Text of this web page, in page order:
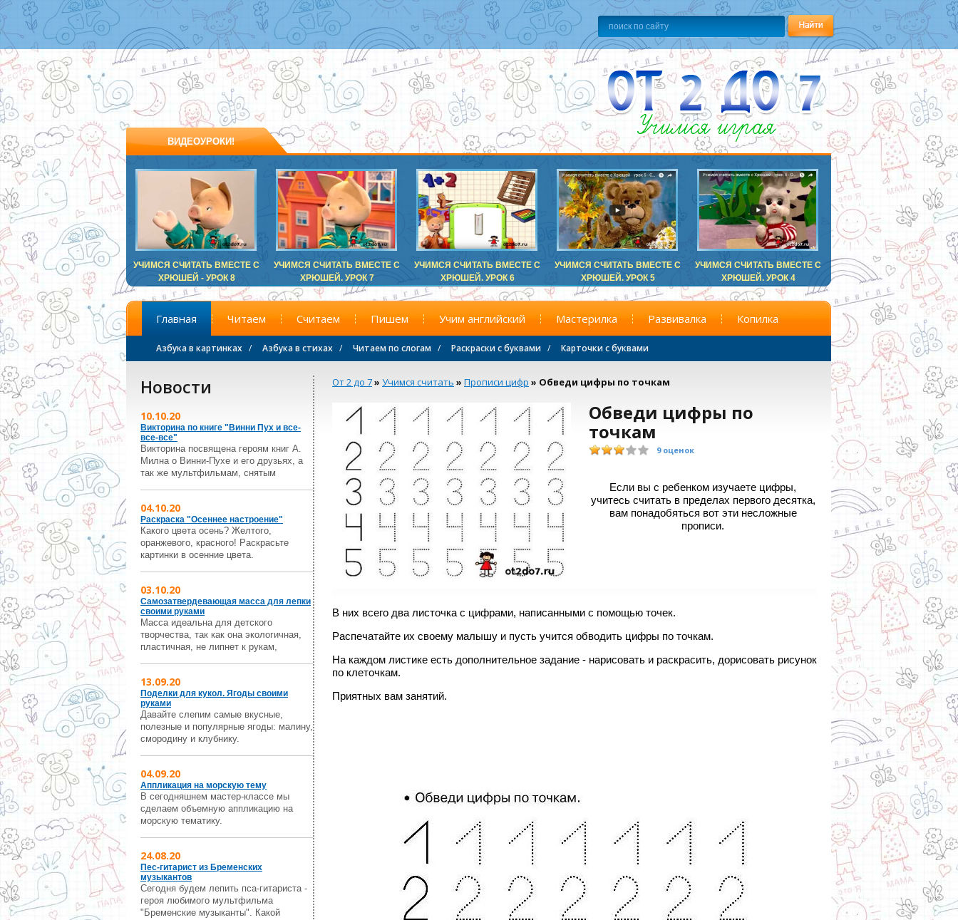
ВИДЕОУРОКИ!
УЧИМСЯ СЧИТАТЬ ВМЕСТЕ С
ХРЮШЕЙ - УРОК 8
УЧИМСЯ СЧИТАТЬ ВМЕСТЕ С
ХРЮШЕЙ. УРОК 7
УЧИМСЯ СЧИТАТЬ ВМЕСТЕ С
ХРЮШЕЙ. УРОК 6
УЧИМСЯ СЧИТАТЬ ВМЕСТЕ С
ХРЮШЕЙ. УРОК 5
УЧИМСЯ СЧИТАТЬ ВМЕСТЕ С
ХРЮШЕЙ. УРОК 4
Главная Читаем
Азбука в картинках / Азбука в стихах / Читаем по слогам / Раскраски с буквами / Карточки с буквами
Считаем Пишем Учим английский Мастерилка Развивалка Копилка
Новости
10.10.20
Викторина по книге "Винни Пух и все-
все-все"
Викторина посвящена героям книг А.
Милна о Винни-Пухе и его друзьях, а
так же мультфильмам, снятым
04.10.20
Раскраска "Осеннее настроение"
Какого цвета осень? Желтого,
оранжевого, красного! Раскрасьте
картинки в осенние цвета.
03.10.20
Самозатвердевающая масса для лепки
своими руками
Масса идеальна для детского
творчества, так как она экологичная,
пластичная, не липнет к рукам,
13.09.20
Поделки для кукол. Ягоды своими
руками
Давайте слепим самые вкусные,
полезные и популярные ягоды: малину,
смородину и клубнику.
04.09.20
Аппликация на морскую тему
В сегодняшнем мастер-классе мы
сделаем объемную аппликацию на
морскую тематику.
24.08.20
Пес-гитарист из Бременских
музыкантов
Сегодня будем лепить пса-гитариста -
героя любимого мультфильма
"Бременские музыканты". Какой
От 2 до 7» Учимся считать » Прописи цифр » Обведи цифры по точкам
Обведи цифры по
точкам
9оценок
Если вы с ребенком изучаете цифры,
учитесь считать в пределах первого десятка,
вам понадобяться вот эти несложные
прописи.
В них всего два листочка с цифрами, написанными с помощью точек.
Распечатайте их своему малышу и пусть учится обводить цифры по точкам.
На каждом листике есть дополнительное задание - нарисовать и раскрасить, дорисовать рисунок
по клеточкам.
Приятных вам занятий.